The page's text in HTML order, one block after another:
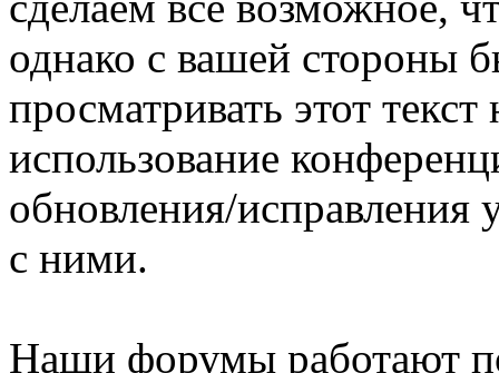
однако с вашей стороны
просматривать этот
использование
обновления/исправления
с ними.
Наши форумы работают